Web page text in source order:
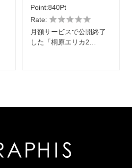
Point:840Pt
Rate:
月額サービスで公開終了
した「桐原エリカ2…